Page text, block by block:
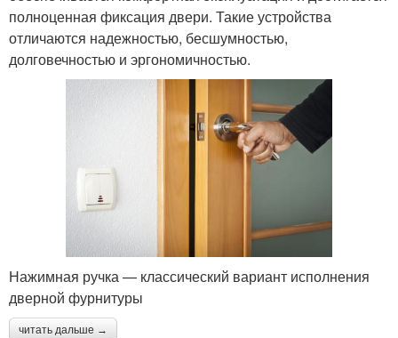
полноценная фиксация двери. Такие устройства
отличаются надежностью, бесшумностью,
долговечностью и эргономичностью.
Нажимная ручка — классический вариант исполнения
дверной фурнитуры
читать дальше →